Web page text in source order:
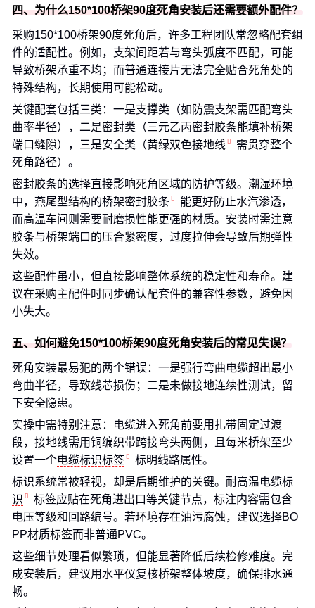
四、为什么150*100桥架90度死角安装后还需要额外配件？
采购150*100桥架90度死角后，许多工程团队常忽略配套组
件的适配性。例如，支架间距若与弯头弧度不匹配，可能
导致桥架承重不均；而普通连接片无法完全贴合死角处的
特殊结构，长期使用可能松动。
关键配套包括三类：一是支撑类（如防震支架需匹配弯头
曲率半径），二是密封类（三元乙丙密封胶条能填补桥架
端口缝隙），三是安全类（黄绿双色接地线
需贯穿整个
死角路径）。
密封胶条的选择直接影响死角区域的防护等级。潮湿环境
中，燕尾型结构的桥架密封胶条
能更好防止水汽渗透，
而高温车间则需要耐磨损性能更强的材质。安装时需注意
胶条与桥架端口的压合紧密度，过度拉伸会导致后期弹性
失效。
这些配件虽小，但直接影响整体系统的稳定性和寿命。建
议在采购主配件时同步确认配套件的兼容性参数，避免因
小失大。
五、如何避免150*100桥架90度死角安装后的常见失误？
死角安装最易犯的两个错误：一是强行弯曲电缆超出最小
弯曲半径，导致线芯损伤；二是未做接地连续性测试，留
下安全隐患。
实操中需特别注意：电缆进入死角前要用扎带固定过渡
段，接地线需用铜编织带跨接弯头两侧，且每米桥架至少
设置一个电缆标识标签
标明线路属性。
标识系统常被轻视，却是后期维护的关键。 耐高温电缆标
识
标签应贴在死角进出口等关键节点，标注内容需包含
电压等级和回路编号。若环境存在油污腐蚀，建议选择BO
PP材质标签而非普通PVC。
这些细节处理看似繁琐，但能显著降低后续检修难度。完
成安装后，建议用水平仪复核桥架整体坡度，确保排水通
畅。